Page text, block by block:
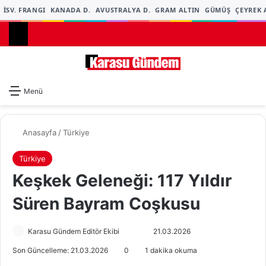
FRANGI KANADA D. AVUSTRALYA D. GRAM ALTIN GÜMÜŞ ÇEYREK
Menü
Anasayfa /Türkiye
Türkiye
Keşkek Geleneği: 117 Yıldır
Süren Bayram Coşkusu
Karasu Gündem Editör Ekibi 21.03.2026
Son Güncelleme: 21.03.2026 0 1 dakika okuma